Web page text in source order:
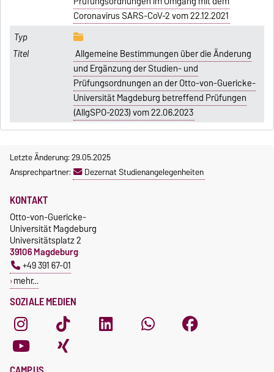
Coronavirus SARS-CoV-2 vom 22.12.2021
Allgemeine Bestimmungen über die Änderung
und Ergänzung der Studien- und
Prüfungsordnungen an der Otto-von-Guericke-
Universität Magdeburg betreffend Prüfungen
(AllgSPO-2023) vom 22.06.2023
Letzte Änderung: 29.05.2025
Ansprechpartner:
Dezernat Studienangelegenheiten
SOZIALE MEDIEN
KONTAKT
Otto-von-Guericke-
Universität Magdeburg
Universitätsplatz 2
39106 Magdeburg
+49 391 67-01
mehr…